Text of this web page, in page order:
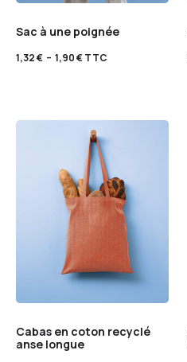
Sac à une poignée
1,32€ – 1,90€TTC
Cabas en coton recyclé
anse longue